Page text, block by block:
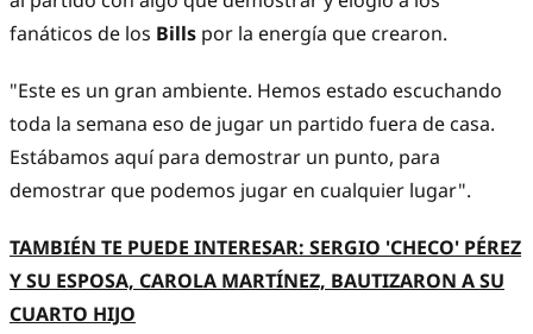
fanáticos de los Bills por la energía que crearon.
"Este es un gran ambiente. Hemos estado escuchando
toda la semana eso de jugar un partido fuera de casa.
Estábamos aquí para demostrar un punto, para
demostrar que podemos jugar en cualquier lugar".
TAMBIÉN TE PUEDE INTERESAR: SERGIO 'CHECO' PÉREZ
Y SU ESPOSA, CAROLA MARTÍNEZ, BAUTIZARON A SU
CUARTO HIJO